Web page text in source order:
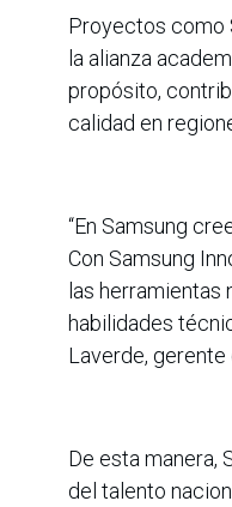
Proyectos como
la alianza
propósito,
calidad en
“En Samsung
Con Samsung
las
habilidades
Laverde, gerente
De esta manera,
del talento